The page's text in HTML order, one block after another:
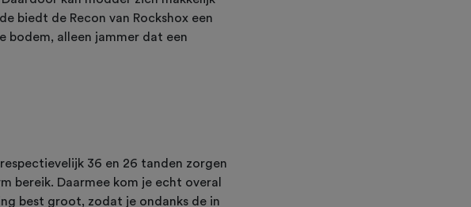
biedt de Recon van Rockshox een
bodem, alleen jammer dat een
36 en 26 tanden zorgen
bereik. Daarmee kom je echt overal
best groot, zodat je ondanks de in